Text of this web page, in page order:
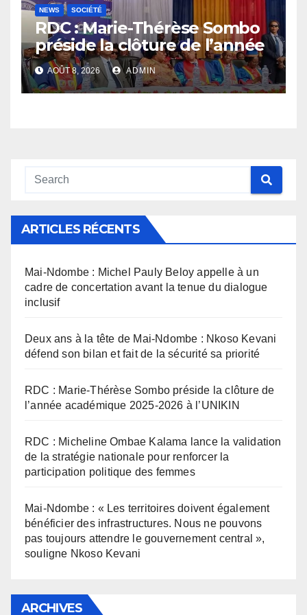
NEWS SOCIÉTÉ
RDC : Marie-Thérèse Sombo
préside la clôture de l’année
académique 2025-2026 à
l’UNIKIN
AOÛT 8, 2026 ADMIN
ARTICLES RÉCENTS
Mai-Ndombe : Michel Pauly Beloy appelle à un
cadre de concertation avant la tenue du dialogue
inclusif
Deux ans à la tête de Mai-Ndombe : Nkoso Kevani
défend son bilan et fait de la sécurité sa priorité
RDC : Marie-Thérèse Sombo préside la clôture de
l’année académique 2025-2026 à l’UNIKIN
RDC : Micheline Ombae Kalama lance la validation
de la stratégie nationale pour renforcer la
participation politique des femmes
Mai-Ndombe : « Les territoires doivent également
bénéficier des infrastructures. Nous ne pouvons
pas toujours attendre le gouvernement central »,
souligne Nkoso Kevani
ARCHIVES